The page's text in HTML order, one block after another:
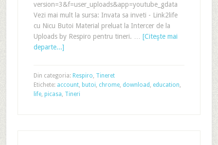
version=3&f=user_uploads&app=youtube_gdata
Vezi mai mult la sursa: Invata sa inveti - Link2life
cu Nicu Butoi Material preluat la Intercer de la
Uploads by Respiro pentru tineri. … [Citeşte mai
departe...]
Din categoria: Respiro, Tineret
Etichete: account, butoi, chrome, download , education,
life, picasa, Tineri